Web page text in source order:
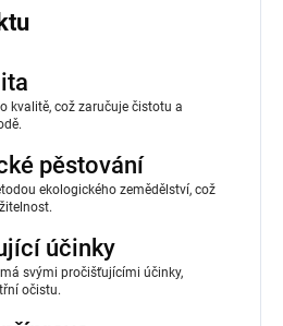
kvalitě, což zaručuje čistotu a
pěstování
ekologického zemědělství, což
účinky
svými pročišťujícími účinky,
očistu.